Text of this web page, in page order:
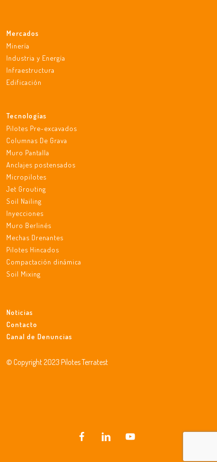
Mercados
Minería
Industria y Energía
Infraestructura
Edificación
Tecnologías
Pilotes Pre-excavados
Columnas De Grava
Muro Pantalla
Anclajes postensados
Micropilotes
Jet Grouting
Soil Nailing
Inyecciones
Muro Berlinés
Mechas Drenantes
Pilotes Hincados
Compactación dinámica
Soil Mixing
Noticias
Contacto
Canal de Denuncias
© Copyright 2023 Pilotes Terratest
facebooklinkedinyoutube